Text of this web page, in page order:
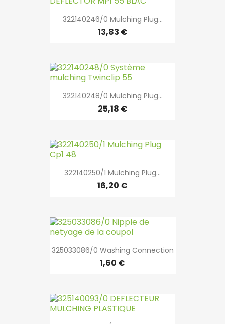
322140246/0 Mulching Plug...
13,83 €
322140248/0 Mulching Plug...
25,18 €
322140250/1 Mulching Plug...
16,20 €
325033086/0 Washing Connection
1,60 €